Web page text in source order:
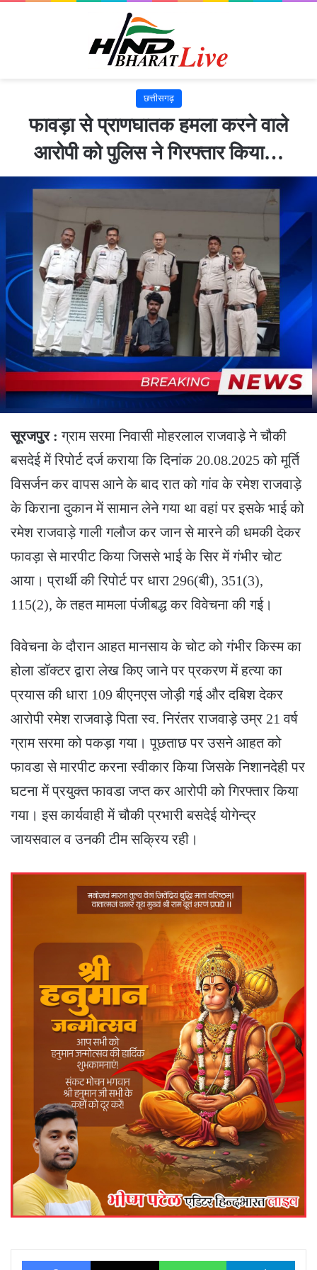
छत्तीसगढ़
फावड़ा से प्राणघातक हमला करने वाले
आरोपी को पुलिस ने गिरफ्तार किया…
सूरजपुर : ग्राम सरमा निवासी मोहरलाल राजवाड़े ने चौकी
बसदेई में रिपोर्ट दर्ज कराया कि दिनांक 20.08.2025 को मूर्ति
विसर्जन कर वापस आने के बाद रात को गांव के रमेश राजवाड़े
के किराना दुकान में सामान लेने गया था वहां पर इसके भाई को
रमेश राजवाड़े गाली गलौज कर जान से मारने की धमकी देकर
फावड़ा से मारपीट किया जिससे भाई के सिर में गंभीर चोट
आया। प्रार्थी की रिपोर्ट पर धारा 296(बी), 351(3),
115(2), के तहत मामला पंजीबद्ध कर विवेचना की गई।
विवेचना के दौरान आहत मानसाय के चोट को गंभीर किस्म का
होला डॉक्टर द्वारा लेख किए जाने पर प्रकरण में हत्या का
प्रयास की धारा 109 बीएनएस जोड़ी गई और दबिश देकर
आरोपी रमेश राजवाड़े पिता स्व. निरंतर राजवाड़े उम्र 21 वर्ष
ग्राम सरमा को पकड़ा गया। पूछताछ पर उसने आहत को
फावडा से मारपीट करना स्वीकार किया जिसके निशानदेही पर
घटना में प्रयुक्त फावडा जप्त कर आरोपी को गिरफ्तार किया
गया। इस कार्यवाही में चौकी प्रभारी बसदेई योगेन्द्र
जायसवाल व उनकी टीम सक्रिय रही।
Facebook X WhatsApp